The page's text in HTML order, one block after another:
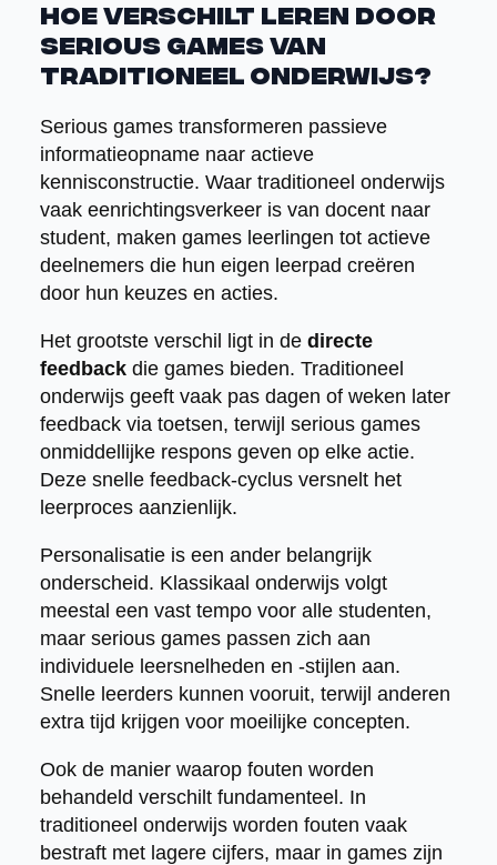
Hoe verschilt leren door
serious games van
traditioneel onderwijs?
Serious games transformeren passieve
informatieopname naar actieve
kennisconstructie. Waar traditioneel onderwijs
vaak eenrichtingsverkeer is van docent naar
student, maken games leerlingen tot actieve
deelnemers die hun eigen leerpad creëren
door hun keuzes en acties.
Het grootste verschil ligt in de directe
feedbackdie games bieden. Traditioneel
onderwijs geeft vaak pas dagen of weken later
feedback via toetsen, terwijl serious games
onmiddellijke respons geven op elke actie.
Deze snelle feedback-cyclus versnelt het
leerproces aanzienlijk.
Personalisatie is een ander belangrijk
onderscheid. Klassikaal onderwijs volgt
meestal een vast tempo voor alle studenten,
maar serious games passen zich aan
individuele leersnelheden en -stijlen aan.
Snelle leerders kunnen vooruit, terwijl anderen
extra tijd krijgen voor moeilijke concepten.
Ook de manier waarop fouten worden
behandeld verschilt fundamenteel. In
traditioneel onderwijs worden fouten vaak
bestraft met lagere cijfers, maar in games zijn